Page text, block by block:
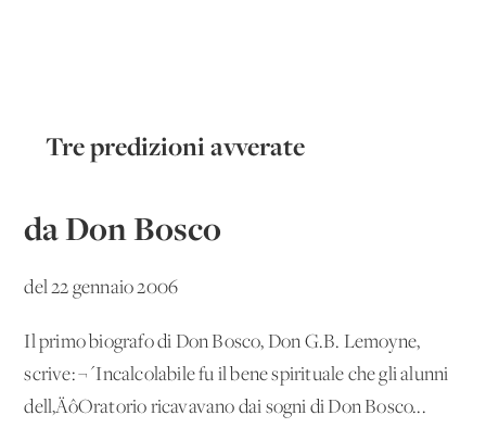
Tre predizioni avverate
da Don Bosco
del 22 gennaio 2006
Il primo biografo di Don Bosco, Don G.B. Lemoyne,
scrive: ¬´Incalcolabile fu il bene spirituale che gli alunni
dell‚ÄôOratorio ricavavano dai sogni di Don Bosco...